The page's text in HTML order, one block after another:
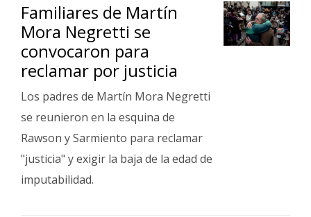
Familiares de Martín
Mora Negretti se
convocaron para
reclamar por justicia
Los padres de Martín Mora Negretti
se reunieron en la esquina de
Rawson y Sarmiento para reclamar
"justicia" y exigir la baja de la edad de
imputabilidad.